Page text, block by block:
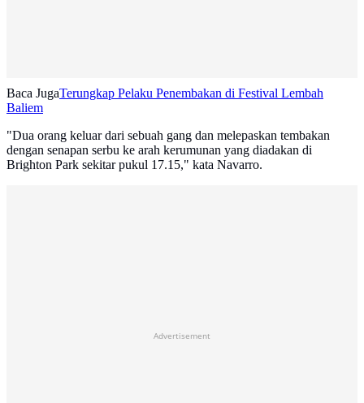
Baca JugaTerungkap Pelaku Penembakan di Festival Lembah
Baliem
"Dua orang keluar dari sebuah gang dan melepaskan tembakan
dengan senapan serbu ke arah kerumunan yang diadakan di
Brighton Park sekitar pukul 17.15," kata Navarro.
Advertisement